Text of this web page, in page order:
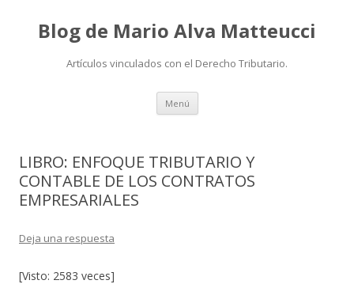
Blog de Mario Alva Matteucci
Artículos vinculados con el Derecho Tributario.
Menú Ir
contenido
LIBRO: ENFOQUE TRIBUTARIO Y
CONTABLE DE LOS CONTRATOS
EMPRESARIALES
Deja una respuesta
[Visto: 2583 veces]